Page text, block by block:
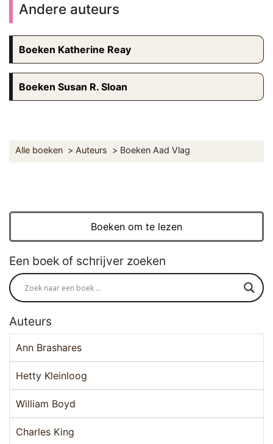
Andere auteurs
Boeken Katherine Reay
Boeken Susan R. Sloan
Alle boeken Auteurs Boeken Aad Vlag
Boeken om te lezen
Een boek of schrijver zoeken
Auteurs
Ann Brashares
Hetty Kleinloog
William Boyd
Charles King